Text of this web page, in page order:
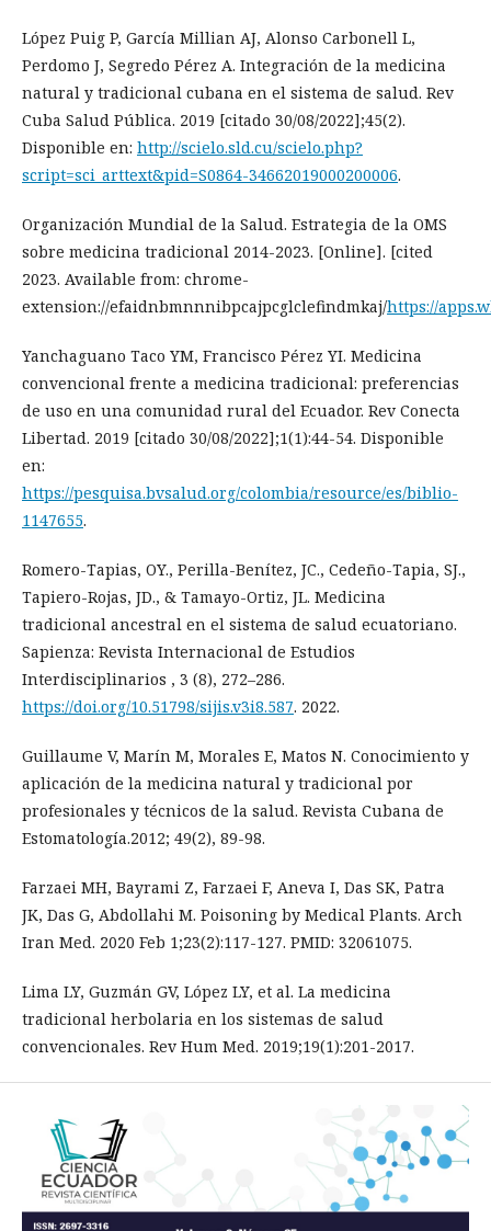
López Puig P, García Millian AJ, Alonso Carbonell L,
Perdomo J, Segredo Pérez A. Integración de la medicina
natural y tradicional cubana en el sistema de salud. Rev
Cuba Salud Pública. 2019 [citado 30/08/2022];45(2).
Disponible en: http://scielo.sld.cu/scielo.php?
script=sci_arttext&pid=S0864-34662019000200006.
Organización Mundial de la Salud. Estrategia de la OMS
sobre medicina tradicional 2014-2023. [Online]. [cited
2023. Available from: chrome-
extension://efaidnbmnnnibpcajpcglclefindmkaj/https://
Yanchaguano Taco YM, Francisco Pérez YI. Medicina
convencional frente a medicina tradicional: preferencias
de uso en una comunidad rural del Ecuador. Rev Conecta
Libertad. 2019 [citado 30/08/2022];1(1):44-54. Disponible
en:
https://pesquisa.bvsalud.org/colombia/resource/es/biblio-
1147655.
Romero-Tapias, OY., Perilla-Benítez, JC., Cedeño-Tapia, SJ.,
Tapiero-Rojas, JD., & Tamayo-Ortiz, JL. Medicina
tradicional ancestral en el sistema de salud ecuatoriano.
Sapienza: Revista Internacional de Estudios
Interdisciplinarios , 3 (8), 272–286.
https://doi.org/10.51798/sijis.v3i8.587. 2022.
Guillaume V, Marín M, Morales E, Matos N. Conocimiento y
aplicación de la medicina natural y tradicional por
profesionales y técnicos de la salud. Revista Cubana de
Estomatología.2012; 49(2), 89-98.
Farzaei MH, Bayrami Z, Farzaei F, Aneva I, Das SK, Patra
JK, Das G, Abdollahi M. Poisoning by Medical Plants. Arch
Iran Med. 2020 Feb 1;23(2):117-127. PMID: 32061075.
Lima LY, Guzmán GV, López LY, et al. La medicina
tradicional herbolaria en los sistemas de salud
convencionales. Rev Hum Med. 2019;19(1):201-2017.